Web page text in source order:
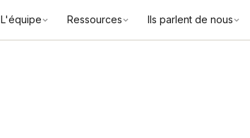
L'équipe Ressources Ils parlent de nous